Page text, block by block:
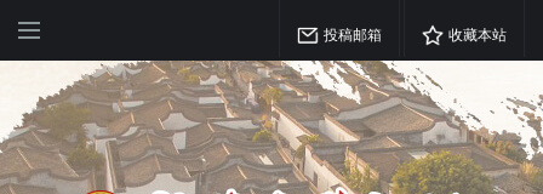
投稿邮箱 收藏本站